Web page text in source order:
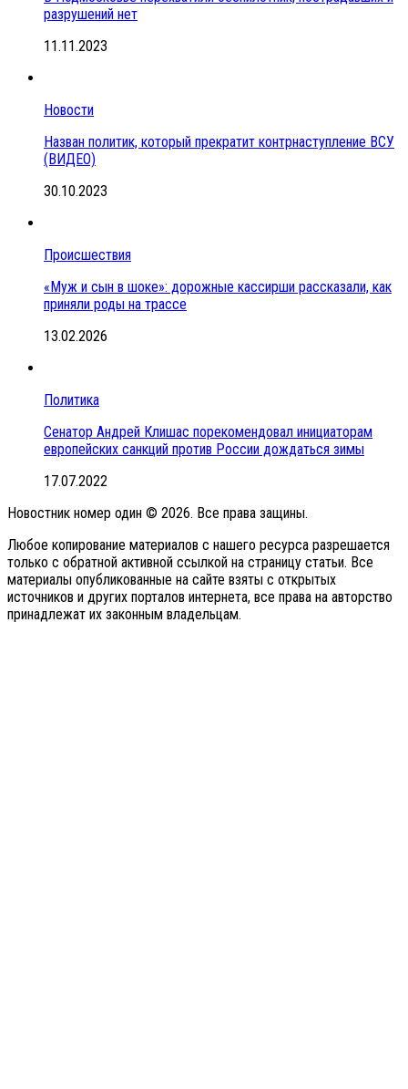
разрушений нет
11.11.2023
Новости
Назван политик, который прекратит контрнаступление ВСУ
(ВИДЕО)
30.10.2023
Происшествия
«Муж и сын в шоке»: дорожные кассирши рассказали, как
приняли роды на трассе
13.02.2026
Политика
Сенатор Андрей Клишас порекомендовал инициаторам
европейских санкций против России дождаться зимы
17.07.2022
Новостник номер один © 2026. Все права защины.
Любое копирование материалов с нашего ресурса разрешается
только с обратной активной ссылкой на страницу статьи. Все
материалы опубликованные на сайте взяты с открытых
источников и других порталов интернета, все права на авторство
принадлежат их законным владельцам.